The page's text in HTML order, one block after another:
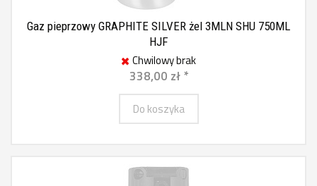
Gaz pieprzowy GRAPHITE SILVER żel 3MLN SHU 750ML
HJF
Chwilowy brak
338,00 zł *
Do koszyka